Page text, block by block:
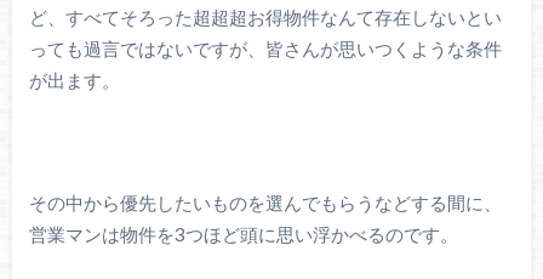
ど、すべてそろった超超超お得物件なんて存在しないとい
っても過言ではないですが、皆さんが思いつくような条件
が出ます。
その中から優先したいものを選んでもらうなどする間に、
営業マンは物件を3つほど頭に思い浮かべるのです。